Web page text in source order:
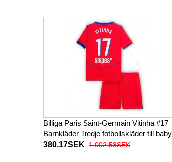
Billiga Paris Saint-Germain Vitinha #17
Barnkläder Tredje fotbollskläder till baby
2025-26 Kortärmad (+ Korta byxor)
380.17SEK 1 002.58SEK